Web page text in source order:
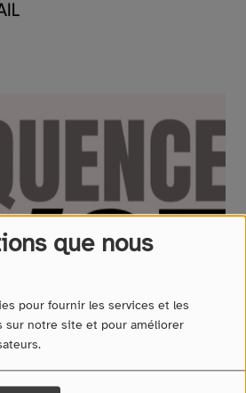
que nous
pour fournir les services et les
sur notre site et pour améliorer